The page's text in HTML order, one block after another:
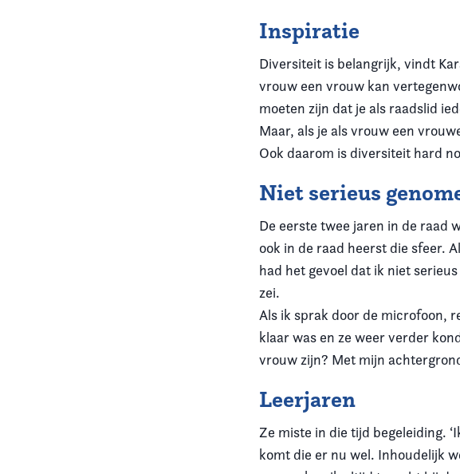
Inspiratie
Diversiteit is belangrijk, vindt
vrouw een vrouw kan
moeten zijn dat je als raadslid
Maar, als je als vrouw een
Ook daarom is diversiteit hard
Niet serieus
De eerste twee jaren in de raad
ook in de raad heerst die sfeer.
had het gevoel dat ik niet
zei.
Als ik sprak door de microfoon,
klaar was en ze weer verder
vrouw zijn? Met mijn
Leerjaren
Ze miste in die tijd begeleiding.
komt die er nu wel. Inhoudelijk